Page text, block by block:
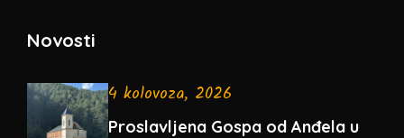
Novosti
4 kolovoza, 2026
Proslavljena Gospa od Anđela u